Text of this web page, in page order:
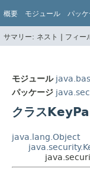
概要 モジュール パッケ
サマリー: ネスト | フィー
モジュール
パッケージ
クラス
java.lang.Object